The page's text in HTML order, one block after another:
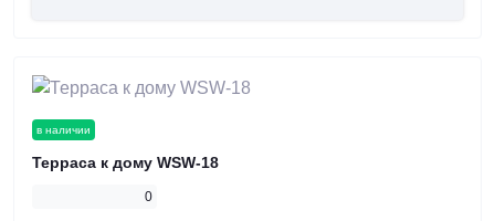
в наличии
Терраса к дому WSW-18
0